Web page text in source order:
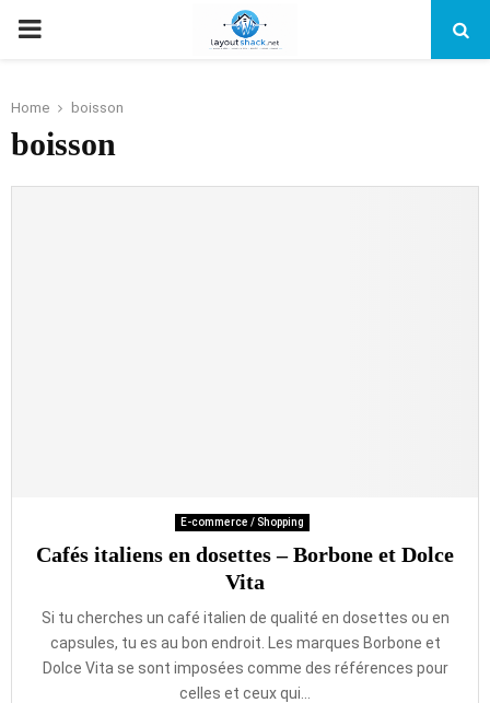
PRIMARY
Home boisson
boisson
E-commerce / Shopping
Cafés italiens en dosettes – Borbone et Dolce
Vita
Si tu cherches un café italien de qualité en dosettes ou en
capsules, tu es au bon endroit. Les marques Borbone et
Dolce Vita se sont imposées comme des références pour
celles et ceux qui...